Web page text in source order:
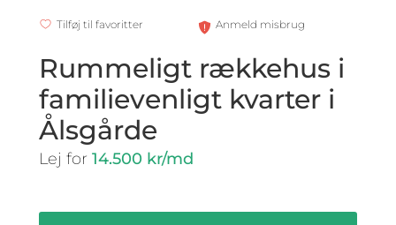
Tilføj til favoritter Anmeld misbrug
Rummeligt rækkehus i
familievenligt kvarter i
Ålsgårde
Lej for 14.500 kr/md